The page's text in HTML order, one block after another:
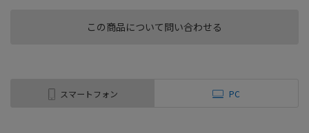
この商品について問い合わせる
スマートフォン PC